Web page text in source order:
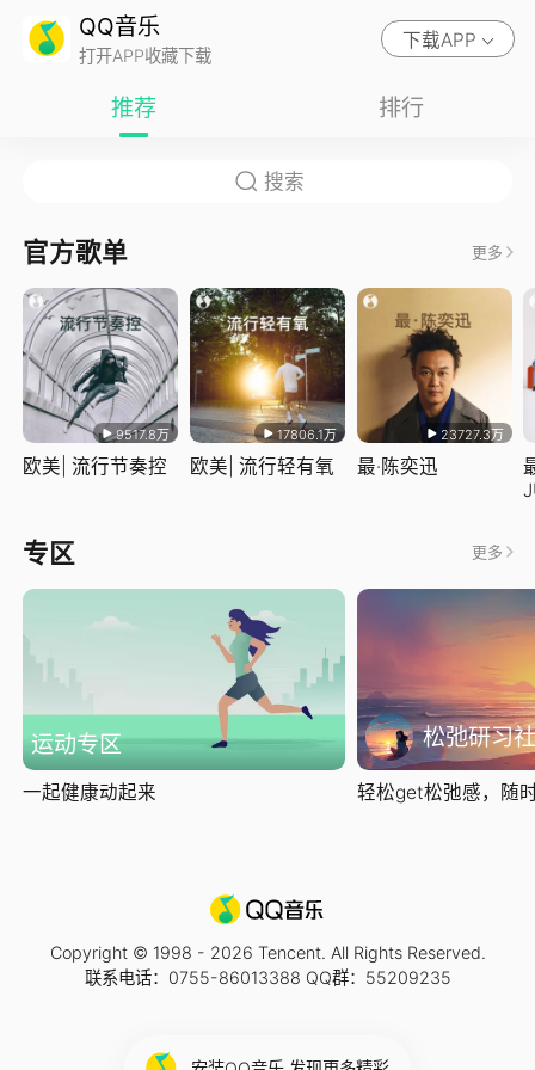
QQ音乐
打开APP收藏下载
下载APP
推荐 排行
官方歌单 更多
9517.8万
欧美| 流行节奏控
17806.1万
欧美| 流行轻有氧
23727.3万
最·陈奕迅
专区 更多
运动专区
一起健康动起来
松弛研习社
轻松get松弛感，随
Copyright © 1998 - 2026 Tencent. All Rights Reserved.
联系电话：0755-86013388 QQ群：55209235